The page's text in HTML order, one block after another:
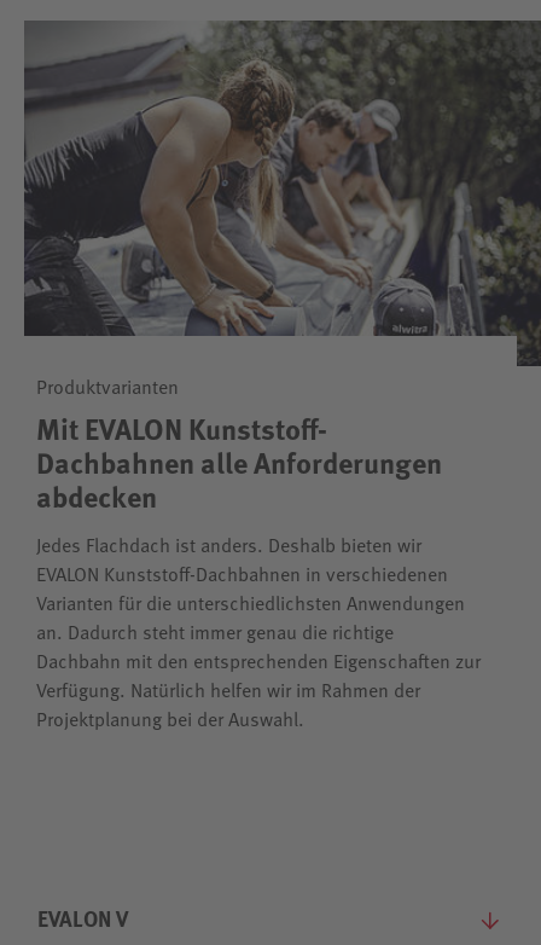
Produktvarianten
Mit EVALON Kunststoff-
Dachbahnen alle Anforderungen
abdecken
Jedes Flachdach ist anders. Deshalb bieten wir
EVALON Kunststoff-Dachbahnen in verschiedenen
Varianten für die unterschiedlichsten Anwendungen
an. Dadurch steht immer genau die richtige
Dachbahn mit den entsprechenden Eigenschaften zur
Verfügung. Natürlich helfen wir im Rahmen der
Projektplanung bei der Auswahl.
EVALON V